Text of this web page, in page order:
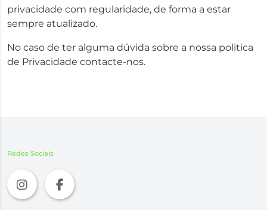
privacidade com regularidade, de forma a estar
sempre atualizado.
No caso de ter alguma dúvida sobre a nossa politica
de Privacidade contacte-nos.
Redes Sociais